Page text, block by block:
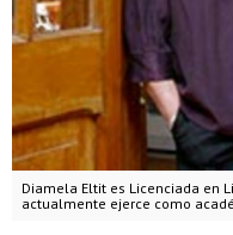
Diamela Eltit es Licenciada en
actualmente ejerce como